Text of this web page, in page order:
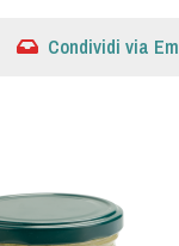
Condividi via